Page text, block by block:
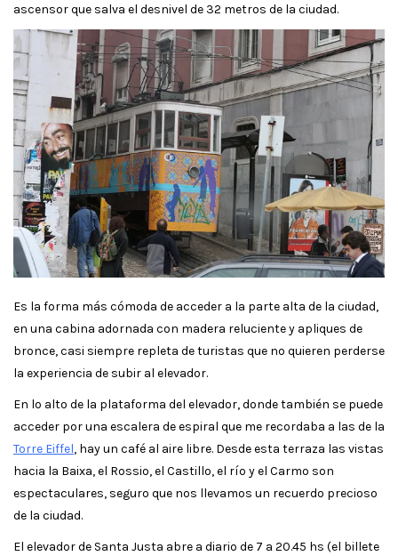
ascensor que salva el desnivel de 32 metros de la ciudad.
Es la forma más cómoda de acceder a la parte alta de la ciudad,
en una cabina adornada con madera reluciente y apliques de
bronce, casi siempre repleta de turistas que no quieren perderse
la experiencia de subir al elevador.
En lo alto de la plataforma del elevador, donde también se puede
acceder por una escalera de espiral que me recordaba a las de la
Torre Eiffel, hay un café al aire libre. Desde esta terraza las vistas
hacia la Baixa, el Rossio, el Castillo, el río y el Carmo son
espectaculares, seguro que nos llevamos un recuerdo precioso
de la ciudad.
El elevador de Santa Justa abre a diario de 7 a 20.45 hs (el billete